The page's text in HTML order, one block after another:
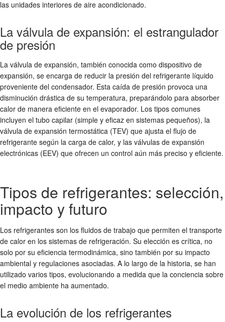
las unidades interiores de aire acondicionado.
La válvula de expansión: el estrangulador
de presión
La válvula de expansión, también conocida como dispositivo de
expansión, se encarga de reducir la presión del refrigerante líquido
proveniente del condensador. Esta caída de presión provoca una
disminución drástica de su temperatura, preparándolo para absorber
calor de manera eficiente en el evaporador. Los tipos comunes
incluyen el tubo capilar (simple y eficaz en sistemas pequeños), la
válvula de expansión termostática (TEV) que ajusta el flujo de
refrigerante según la carga de calor, y las válvulas de expansión
electrónicas (EEV) que ofrecen un control aún más preciso y eficiente.
Tipos de refrigerantes: selección,
impacto y futuro
Los refrigerantes son los fluidos de trabajo que permiten el transporte
de calor en los sistemas de refrigeración. Su elección es crítica, no
solo por su eficiencia termodinámica, sino también por su impacto
ambiental y regulaciones asociadas. A lo largo de la historia, se han
utilizado varios tipos, evolucionando a medida que la conciencia sobre
el medio ambiente ha aumentado.
La evolución de los refrigerantes